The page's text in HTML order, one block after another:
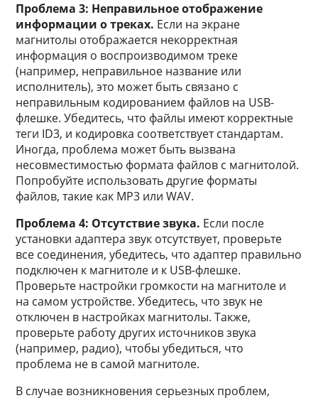
Проблема 3: Неправильное отображение
информации о треках. Если на экране
магнитолы отображается некорректная
информация о воспроизводимом треке
(например, неправильное название или
исполнитель), это может быть связано с
неправильным кодированием файлов на USB-
флешке. Убедитесь, что файлы имеют корректные
теги ID3, и кодировка соответствует стандартам.
Иногда, проблема может быть вызвана
несовместимостью формата файлов с магнитолой.
Попробуйте использовать другие форматы
файлов, такие как MP3 или WAV.
Проблема 4: Отсутствие звука. Если после
установки адаптера звук отсутствует, проверьте
все соединения, убедитесь, что адаптер правильно
подключен к магнитоле и к USB-флешке.
Проверьте настройки громкости на магнитоле и
на самом устройстве. Убедитесь, что звук не
отключен в настройках магнитолы. Также,
проверьте работу других источников звука
(например, радио), чтобы убедиться, что
проблема не в самой магнитоле.
В случае возникновения серьезных проблем,